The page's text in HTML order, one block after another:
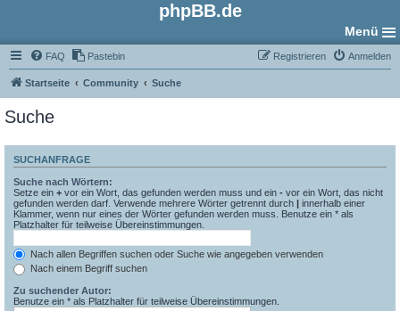
phpBB.de
Menü
FAQ Pastebin Anmelden
Registrieren
Startseite Community Suche
Suche
SUCHANFRAGE
Suche nach Wörtern:
Setze ein + vor ein Wort, das gefunden werden muss und ein - vor ein Wort, das nicht
gefunden werden darf. Verwende mehrere Wörter getrennt durch | innerhalb einer
Klammer, wenn nur eines der Wörter gefunden werden muss. Benutze ein * als
Platzhalter für teilweise Übereinstimmungen.
Nach allen Begriffen suchen oder Suche wie angegeben verwenden
Nach einem Begriff suchen
Zu suchender Autor:
Benutze ein * als Platzhalter für teilweise Übereinstimmungen.